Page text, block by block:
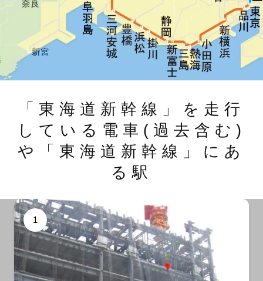
「東海道新幹線」を走行
している電車(過去含む)
や「東海道新幹線」にあ
る駅
1